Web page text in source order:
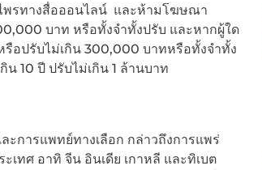
รทางสื่อออนไลน์ และห้ามโฆษณา
บาท หรือทั้งจำทั้งปรับ และหากผู้ใด
อปรับไม่เกิน 300,000 บาทหรือทั้งจำทั้ง
10 ปี ปรับไม่เกิน 1 ล้านบาท
การแพทย์ทางเลือก กล่าวถึงการแพร่
ทศ อาทิ จีน อินเดีย เกาหลี และทิเบต